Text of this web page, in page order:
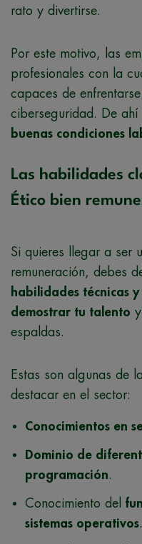
rato y divertirse.
Por este motivo, las
profesionales con la
capaces de
ciberseguridad. De ahí
buenas condiciones
Las habilidades
Ético bien
Si quieres llegar a ser
remuneración, debes
habilidades técnicas
demostrar tu talento
espaldas.
Estas son algunas de
destacar en el sector:
Conocimientos en
Dominio de
programación
Conocimiento del
sistemas operativos